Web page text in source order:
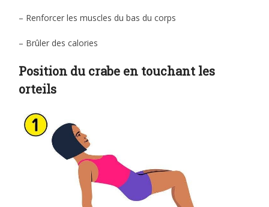
– Renforcer les muscles du bas du corps
– Brûler des calories
Position du crabe en touchant les
orteils